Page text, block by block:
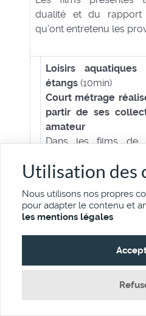
dualité et du rapport
qu’ont entretenu les
Loisirs
étangs (10min)
Court métrage
partir de ses
amateur
Dans les films de
immortalisés sur la
balades en
Provence des années
Fontaines en
Court métrage
Utilisation des
Nous utilisons nos propres
pour adapter le contenu et
les mentions légales